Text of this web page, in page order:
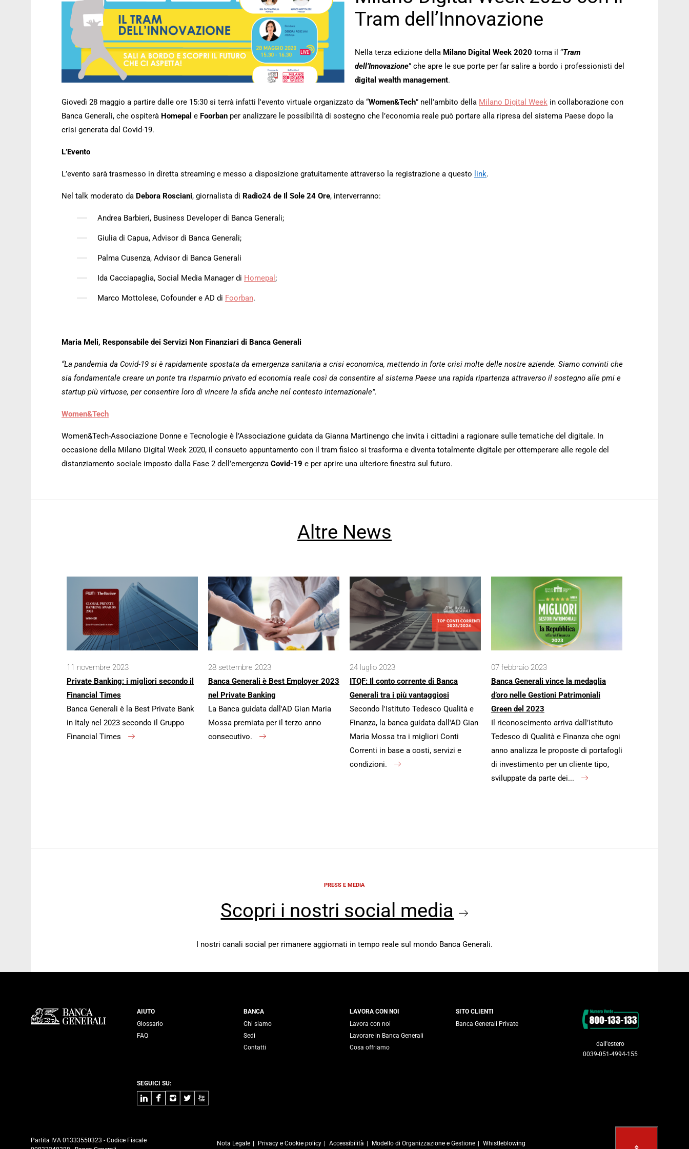
Tram dell’Innovazione
Nella terza edizione della Milano Digital Week 2020 torna il “Tram
dell’Innovazione” che apre le sue porte per far salire a bordo i professionisti del
digital wealth management.
Giovedì 28 maggio a partire dalle ore 15:30 si terrà infatti l'evento virtuale organizzato da “Women&Tech” nell'ambito della Milano Digital Week in collaborazione con
Banca Generali, che ospiterà Homepal e Foorban per analizzare le possibilità di sostegno che l’economia reale può portare alla ripresa del sistema Paese dopo la
crisi generata dal Covid-19.
L’Evento
L’evento sarà trasmesso in diretta streaming e messo a disposizione gratuitamente attraverso la registrazione a questo link.
Nel talk moderato da Debora Rosciani, giornalista di Radio24 de Il Sole 24 Ore, interverranno:
Andrea Barbieri, Business Developer di Banca Generali;
Giulia di Capua, Advisor di Banca Generali;
Palma Cusenza, Advisor di Banca Generali
Ida Cacciapaglia, Social Media Manager di Homepal ;
Marco Mottolese, Cofounder e AD di Foorban.
Maria Meli, Responsabile dei Servizi Non Finanziari di Banca Generali
“La pandemia da Covid-19 si è rapidamente spostata da emergenza sanitaria a crisi economica, mettendo in forte crisi molte delle nostre aziende. Siamo convinti che
sia fondamentale creare un ponte tra risparmio privato ed economia reale così da consentire al sistema Paese una rapida ripartenza attraverso il sostegno alle pmi e
startup più virtuose, per consentire loro di vincere la sfida anche nel contesto internazionale”.
Women&Tech
Women&Tech-Associazione Donne e Tecnologie è l’Associazione guidata da Gianna Martinengo che invita i cittadini a ragionare sulle tematiche del digitale. In
occasione della Milano Digital Week 2020, il consueto appuntamento con il tram fisico si trasforma e diventa totalmente digitale per ottemperare alle regole del
distanziamento sociale imposto dalla Fase 2 dell’emergenza Covid-19 e per aprire una ulteriore finestra sul futuro.
Altre News
11 novembre 2023
Private Banking: i migliori secondo il
Financial Times
Banca Generali è la Best Private Bank
in Italy nel 2023 secondo il Gruppo
Financial Times
28 settembre 2023
Banca Generali è Best Employer 2023
nel Private Banking
La Banca guidata dall'AD Gian Maria
Mossa premiata per il terzo anno
consecutivo.
24 luglio 2023
ITQF: Il conto corrente di Banca
Generali tra i più vantaggiosi
Secondo l'Istituto Tedesco Qualità e
Finanza, la banca guidata dall'AD Gian
Maria Mossa tra i migliori Conti
Correnti in base a costi, servizi e
condizioni.
07 febbraio 2023
Banca Generali vince la medaglia
d’oro nelle Gestioni Patrimoniali
Green del 2023
Il riconoscimento arriva dall’Istituto
Tedesco di Qualità e Finanza che ogni
anno analizza le proposte di portafogli
di investimento per un cliente tipo,
sviluppate da parte dei...
PRESS E MEDIA
Scopri i nostri social media
I nostri canali social per rimanere aggiornati in tempo reale sul mondo Banca Generali.
Servizi Banca Generali
AIUTO
Glossario
FAQ
BANCA
Chi siamo
Sedi
Contatti
LAVORA CON NOI
Lavora con noi
Lavorare in Banca Generali
Cosa offriamo
SITO CLIENTI
Banca Generali Private
SEGUICI SU:
LinkedInFacebook
Instagram
TwitterYoutube
Contatti
dall'estero
0039-051-4994-155
Nota Legale Privacy e Cookie policy Accessibilità Modello di Organizzazione e Gestione Whistleblowing
Partita IVA 01333550323 - Codice Fiscale